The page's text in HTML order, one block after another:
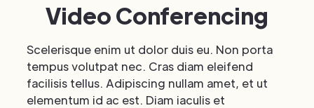
Video Conferencing
Scelerisque enim ut dolor duis eu. Non porta
tempus volutpat nec. Cras diam eleifend
facilisis tellus. Adipiscing nullam amet, et ut
elementum id ac est. Diam iaculis et